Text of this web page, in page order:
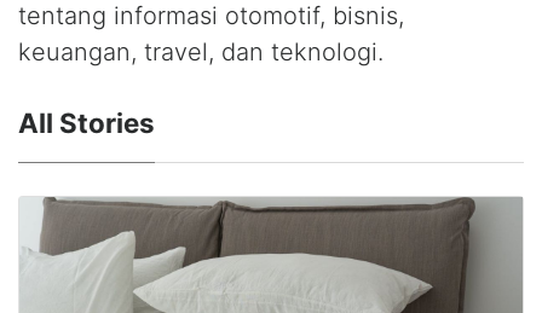
tentang informasi otomotif, bisnis,
keuangan, travel, dan teknologi.
All Stories